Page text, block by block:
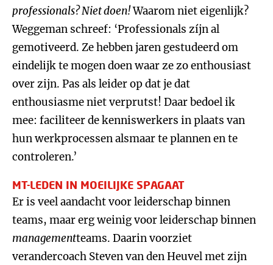
professionals? Niet doen!Waarom niet eigenlijk?
Weggeman schreef: ‘Professionals zíjn al
gemotiveerd. Ze hebben jaren gestudeerd om
eindelijk te mogen doen waar ze zo enthousiast
over zijn. Pas als leider op dat je dat
enthousiasme niet verprutst! Daar bedoel ik
mee: faciliteer de kenniswerkers in plaats van
hun werkprocessen alsmaar te plannen en te
controleren.’
MT-LEDEN IN MOEILIJKE SPAGAAT
Er is veel aandacht voor leiderschap binnen
teams, maar erg weinig voor leiderschap binnen
managementteams. Daarin voorziet
verandercoach Steven van den Heuvel met zijn